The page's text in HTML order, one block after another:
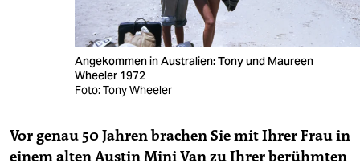
Angekommen in Australien: Tony und Maureen
Wheeler 1972
Foto: Tony Wheeler
Vor genau 50 Jahren brachen Sie mit Ihrer Frau in
einem alten Austin Mini Van zu Ihrer berühmten